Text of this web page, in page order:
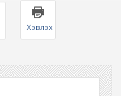
Хэвлэх